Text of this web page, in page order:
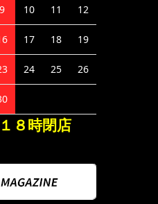
9 10 11 12
17 18 19
24 25 26
８時閉店